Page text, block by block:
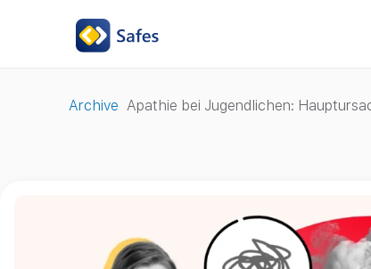
Archive Apathie bei Jugendlichen: